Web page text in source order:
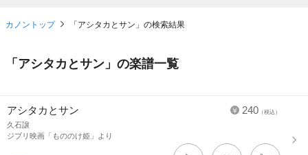
カノントップ 「アシタカとサン」の検索結果
「 アシタカとサン 」の楽譜一覧
240 （税込）
アシタカとサン
久石譲
ジブリ映画「もののけ姫」より